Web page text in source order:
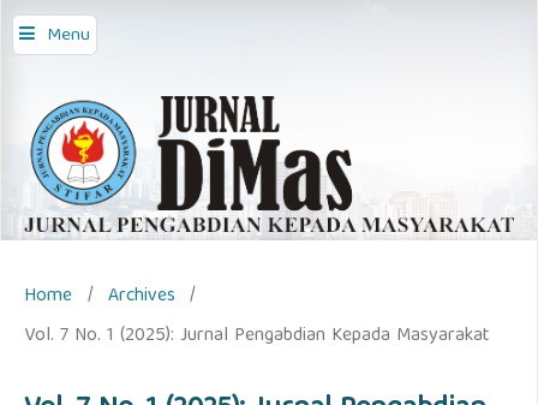
Menu
Home / Archives /
Vol. 7 No. 1 (2025): Jurnal Pengabdian Kepada Masyarakat